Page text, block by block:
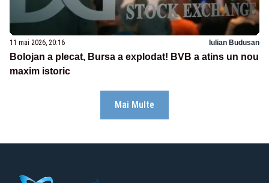
11 mai 2026, 20:16 Iulian Budusan
Bolojan a plecat, Bursa a explodat! BVB a atins un nou
maxim istoric
Mai Multe